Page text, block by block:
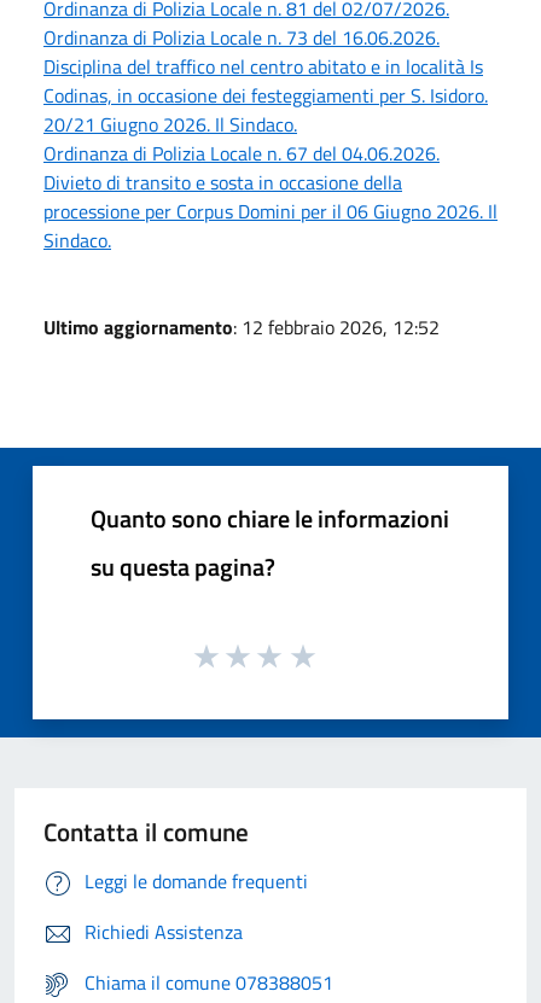
Ordinanza di Polizia Locale n. 81 del 02/07/2026.
Ordinanza di Polizia Locale n. 73 del 16.06.2026.
Disciplina del traffico nel centro abitato e in località Is
Codinas, in occasione dei festeggiamenti per S. Isidoro.
20/21 Giugno 2026. Il Sindaco.
Ordinanza di Polizia Locale n. 67 del 04.06.2026.
Divieto di transito e sosta in occasione della
processione per Corpus Domini per il 06 Giugno 2026. Il
Sindaco.
Ultimo aggiornamento: 12 febbraio 2026, 12:52
Quanto sono chiare le informazioni
su questa pagina?
Contatta il comune
Leggi le domande frequenti
Richiedi Assistenza
Chiama il comune 078388051